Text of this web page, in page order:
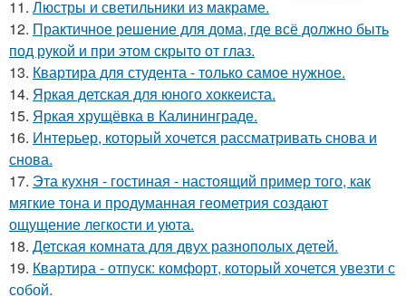
11. Люстры и светильники из макраме.
12. Практичное решение для дома, где всё должно быть
под рукой и при этом скрыто от глаз.
13. Квартира для студента - только самое нужное.
14. Яркая детская для юного хоккеиста.
15. Яркая хрущёвка в Калининграде.
16. Интерьер, который хочется рассматривать снова и
снова.
17. Эта кухня - гостиная - настоящий пример того, как
мягкие тона и продуманная геометрия создают
ощущение легкости и уюта.
18. Детская комната для двух разнополых детей.
19. Квартира - отпуск: комфорт, который хочется увезти с
собой.